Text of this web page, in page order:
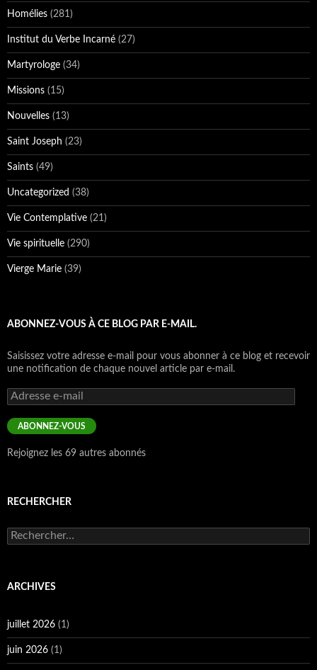
Homélies (281)
Institut du Verbe Incarné (27)
Martyrologe (34)
Missions (15)
Nouvelles (13)
Saint Joseph (23)
Saints (49)
Uncategorized (38)
Vie Contemplative (21)
Vie spirituelle (290)
Vierge Marie (39)
ABONNEZ-VOUS À CE BLOG PAR E-MAIL.
Saisissez votre adresse e-mail pour vous abonner à ce blog et recevoir
une notification de chaque nouvel article par e-mail.
Adresse
e-
mail
ABONNEZ-VOUS
Rejoignez les 69 autres abonnés
RECHERCHER
Rechercher :
ARCHIVES
juillet 2026 (1)
juin 2026 (1)